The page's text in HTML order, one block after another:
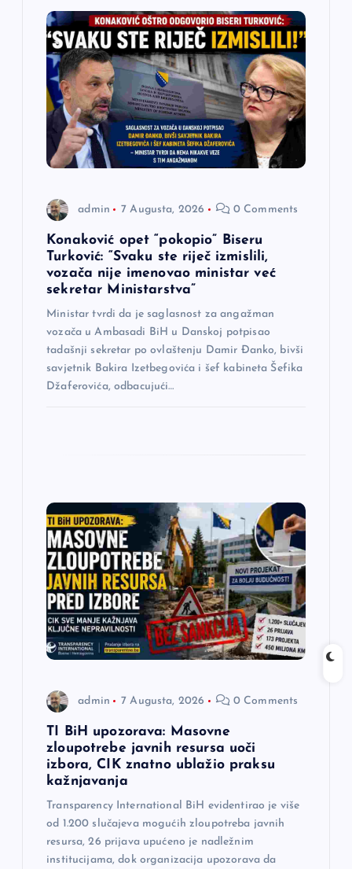
admin 7 Augusta, 2026 0 Comments
Konaković opet “pokopio” Biseru
Turković: “Svaku ste riječ izmislili,
vozača nije imenovao ministar već
sekretar Ministarstva”
Ministar tvrdi da je saglasnost za angažman
vozača u Ambasadi BiH u Danskoj potpisao
tadašnji sekretar po ovlaštenju Damir Đanko, bivši
savjetnik Bakira Izetbegovića i šef kabineta Šefika
Džaferovića, odbacujući…
admin 7 Augusta, 2026 0 Comments
TI BiH upozorava: Masovne
zloupotrebe javnih resursa uoči
izbora, CIK znatno ublažio praksu
kažnjavanja
Transparency International BiH evidentirao je više
od 1.200 slučajeva mogućih zloupotreba javnih
resursa, 26 prijava upućeno je nadležnim
institucijama, dok organizacija upozorava da